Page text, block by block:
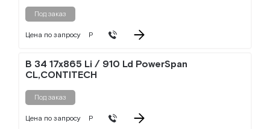
Под заказ
Цена по запросу Р
B 34 17x865 Li / 910 Ld PowerSpan
CL,CONTITECH
Под заказ
Цена по запросу Р